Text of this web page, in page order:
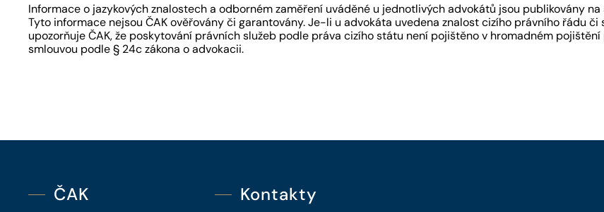
Informace o jazykových znalostech a odborném zaměření uváděné u jednotlivých advokátů jsou publikovány
Tyto informace nejsou ČAK ověřovány či garantovány. Je-li u advokáta uvedena znalost cizího právního řádu
upozorňuje ČAK, že poskytování právních služeb podle práva cizího státu není pojištěno v hromadném
smlouvou podle § 24c zákona o advokacii.
ČAK Kontakty